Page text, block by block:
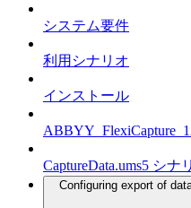
システム要件
利用シナリオ
インストール
CaptureData.ums5 シ
Configuring export of